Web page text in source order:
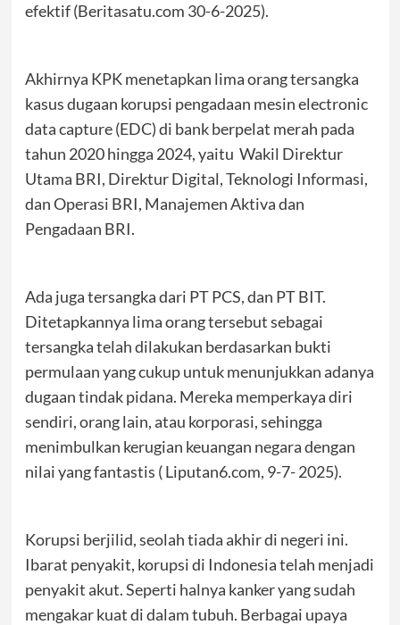
efektif (Beritasatu.com 30-6-2025).
Akhirnya KPK menetapkan lima orang tersangka
kasus dugaan korupsi pengadaan mesin electronic
data capture (EDC) di bank berpelat merah pada
tahun 2020 hingga 2024, yaitu Wakil Direktur
Utama BRI, Direktur Digital, Teknologi Informasi,
dan Operasi BRI, Manajemen Aktiva dan
Pengadaan BRI.
Ada juga tersangka dari PT PCS, dan PT BIT.
Ditetapkannya lima orang tersebut sebagai
tersangka telah dilakukan berdasarkan bukti
permulaan yang cukup untuk menunjukkan adanya
dugaan tindak pidana. Mereka memperkaya diri
sendiri, orang lain, atau korporasi, sehingga
menimbulkan kerugian keuangan negara dengan
nilai yang fantastis ( Liputan6.com, 9-7- 2025).
Korupsi berjilid, seolah tiada akhir di negeri ini.
Ibarat penyakit, korupsi di Indonesia telah menjadi
penyakit akut. Seperti halnya kanker yang sudah
mengakar kuat di dalam tubuh. Berbagai upaya